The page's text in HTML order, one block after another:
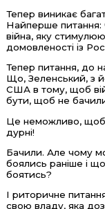
Тепер виникає
Найперше питання:
війна, яку
домовленості із
Тепер питання, до
Що, Зеленський, з
США в тому, щоб
бути, щоб не
Це неможливо, щоб
дурні!
Бачили. Але чому
боялись раніше і
боятись?
І риторичне
свою владу, яка